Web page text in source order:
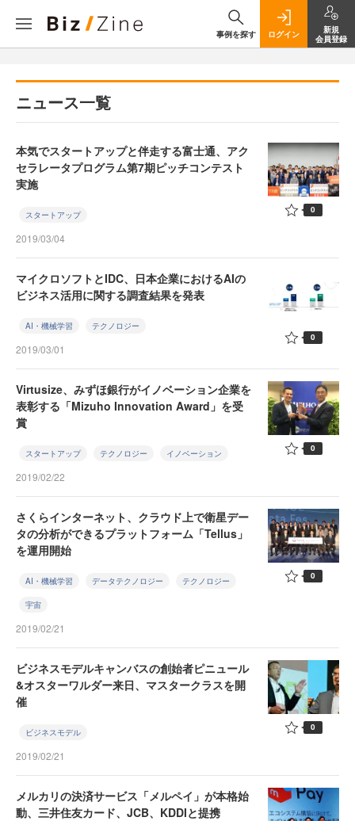
事例を探す ログイン
新規
会員登録
ニュース一覧
本気でスタートアップと伴走する富士通、アク
セラレータプログラム第7期ピッチコンテスト
実施
スタートアップ
2019/03/04
0
マイクロソフトとIDC、日本企業におけるAIの
ビジネス活用に関する調査結果を発表
AI・機械学習 テクノロジー
2019/03/01
0
Virtusize、みずほ銀行がイノベーション企業を
表彰する「Mizuho Innovation Award」を受
賞
スタートアップ テクノロジー イノベーション
2019/02/22
0
さくらインターネット、クラウド上で衛星デー
タの分析ができるプラットフォーム「Tellus」
を運用開始
AI・機械学習 データテクノロジー テクノロジー
宇宙
2019/02/21
0
ビジネスモデルキャンバスの創始者ピニュール
&オスターワルダー来日、マスタークラスを開
催
ビジネスモデル
2019/02/21
0
メルカリの決済サービス「メルペイ」が本格始
動、三井住友カード、JCB、KDDIと提携